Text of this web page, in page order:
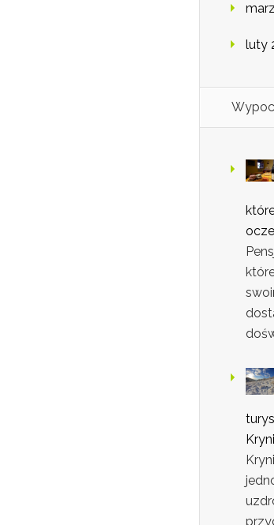
luty